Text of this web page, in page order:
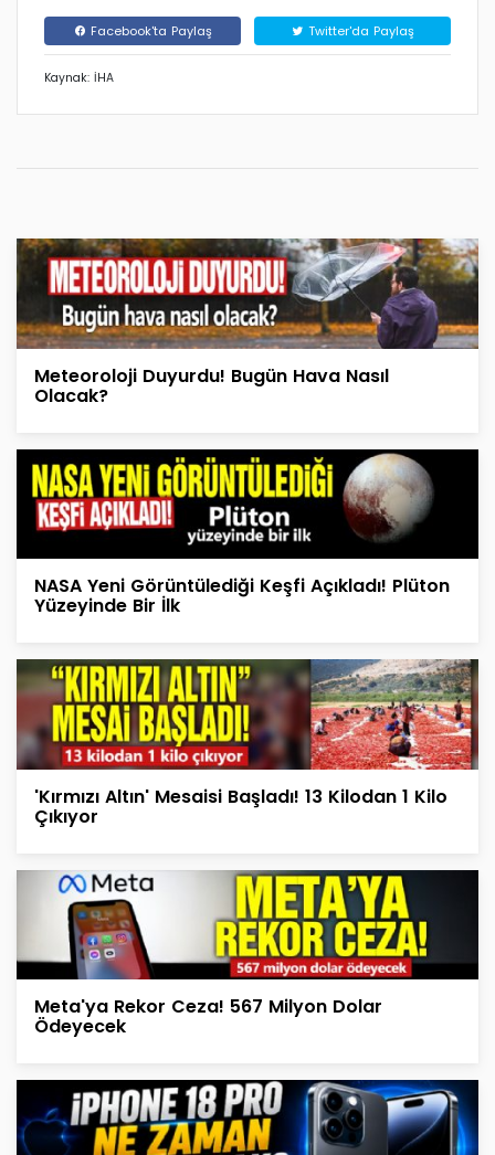
Facebook'ta Paylaş Twitter'da Paylaş
Kaynak: İHA
Meteoroloji Duyurdu! Bugün Hava Nasıl
Olacak?
NASA Yeni Görüntülediği Keşfi Açıkladı! Plüton
Yüzeyinde Bir İlk
'Kırmızı Altın' Mesaisi Başladı! 13 Kilodan 1 Kilo
Çıkıyor
Meta'ya Rekor Ceza! 567 Milyon Dolar
Ödeyecek